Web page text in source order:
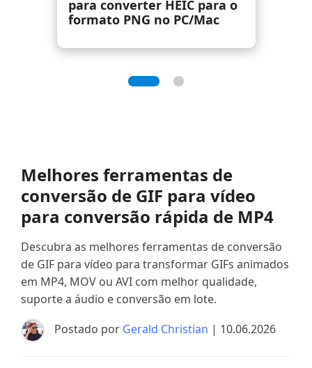
Melhores ferramentas de
conversão de GIF para vídeo
para conversão rápida de MP4
Descubra as melhores ferramentas de conversão
de GIF para vídeo para transformar GIFs animados
em MP4, MOV ou AVI com melhor qualidade,
suporte a áudio e conversão em lote.
Postado por Gerald Christian | 10.06.2026